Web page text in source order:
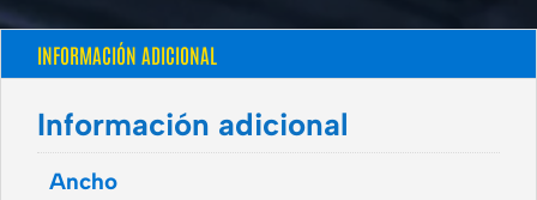
INFORMACIÓN ADICIONAL
Información adicional
Ancho